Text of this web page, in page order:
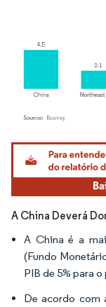
Imagem © Mordor
A China Deverá
A China é a
(Fundo
PIB de 5% para
De acordo com